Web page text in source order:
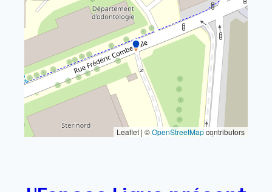
Leaflet | ©OpenStreetMapcontributors